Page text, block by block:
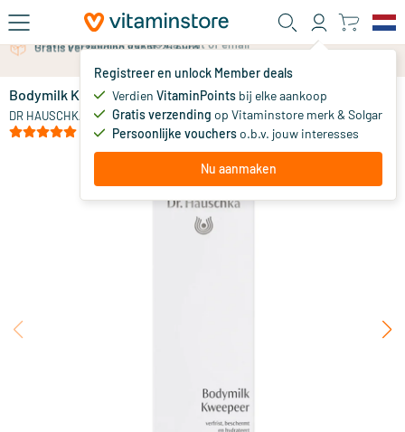
Ga naar de hoofdinhoud
Registreer en unlock Member deals
Verdien VitaminPoints bij elke aankoop
Gratis verzending op Vitaminstore merk & Solgar
Persoonlijke voucherso.b.v. jouw interesses
Nu aanmaken
Bodymilk Kweepeer
DR HAUSCHKA
21.